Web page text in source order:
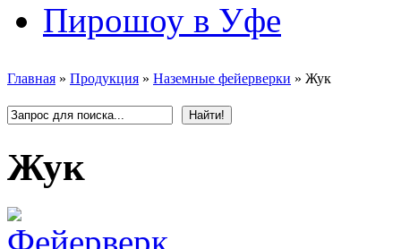
Пирошоу в Уфе
Главная » Продукция » Наземные фейерверки » Жук
Жук